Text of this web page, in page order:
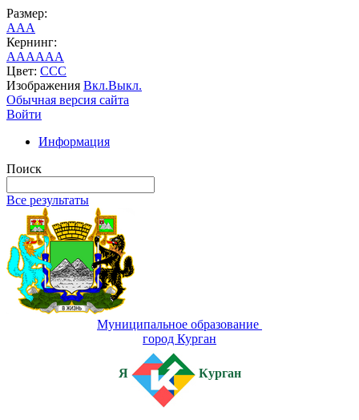
Размер:
AAA
Кернинг:
AAAAAA
Цвет: CCC
Изображения Вкл.Выкл.
Обычная версия сайта
Войти
Информация
Поиск
Все результаты
Муниципальное образование
город Курган
Я Курган